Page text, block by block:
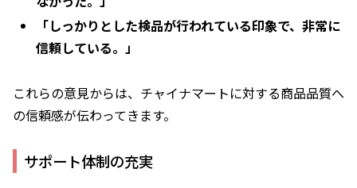
「しっかりとした検品が行われている印象で、非常に
信頼している。」
これらの意見からは、チャイナマートに対する商品品質へ
の信頼感が伝わってきます。
サポート体制の充実